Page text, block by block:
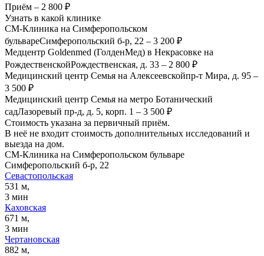
Приём – 2 800 ₽
Узнать в какой клинике
СМ-Клиника на Симферопольском
бульвареСимферопольский б-р, 22 – 3 200 ₽
Медцентр Goldenmed (ГолденМед) в Некрасовке на
РождественскойРождественская, д. 33 – 2 800 ₽
Медицинский центр Семья на Алексеевскойпр-т Мира, д. 95 –
3 500 ₽
Медицинский центр Семья на метро Ботанический
садЛазоревый пр-д, д. 5, корп. 1 – 3 500 ₽
Стоимость указана за первичный приём.
В неё не входит стоимость дополнительных исследований и
выезда на дом.
СМ-Клиника на Симферопольском бульваре
Симферопольский б-р, 22
Севастопольская
531 м,
3 мин
Каховская
671 м,
3 мин
Чертановская
882 м,